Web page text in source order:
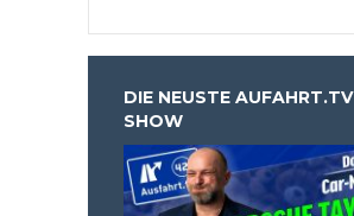
DIE NEUSTE AUFAHRT.TV
SHOW